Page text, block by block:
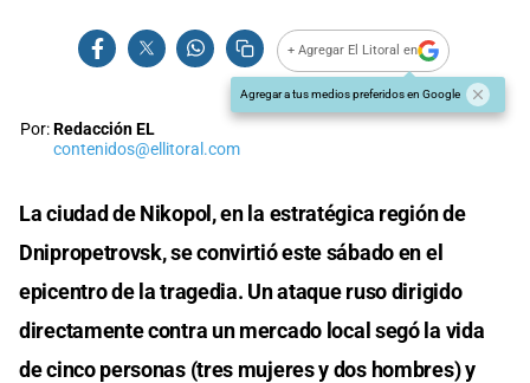
+ Agregar El Litoral en
Agregar a tus medios preferidos en Google
Por:Redacción EL
contenidos@ellitoral.com
La ciudad de Nikopol, en la estratégica región de
Dnipropetrovsk, se convirtió este sábado en el
epicentro de la tragedia. Un ataque ruso dirigido
directamente contra un mercado local segó la vida
de cinco personas (tres mujeres y dos hombres) y